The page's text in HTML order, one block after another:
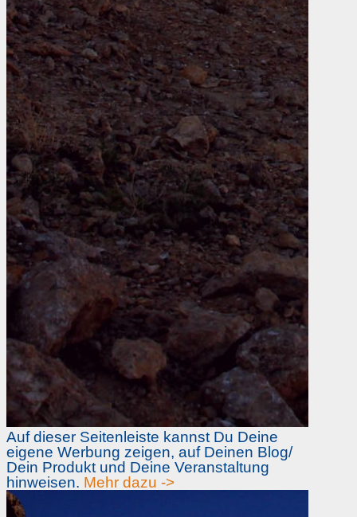
Auf dieser Seitenleiste kannst Du Deine
eigene Werbung zeigen, auf Deinen Blog/
Dein Produkt und Deine Veranstaltung
hinweisen. Mehr dazu ->